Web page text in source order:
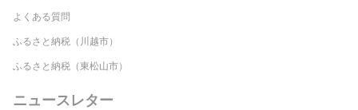
よくある質問
ふるさと納税（川越市）
ふるさと納税（東松山市）
ニュースレター